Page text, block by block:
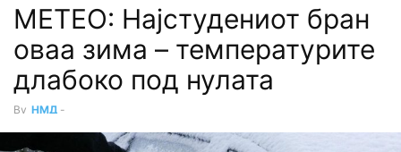
МЕТЕО: Најстудениот бран
оваа зима – температурите
длабоко под нулата
By НМД -